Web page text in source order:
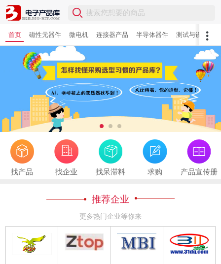
首页 磁性元器件 微电机 连接器产品 半导体器件 测试与设备
找产品 找企业 找呆滞料 求购 产品宣传册
推荐企业
更多热门企业等你来